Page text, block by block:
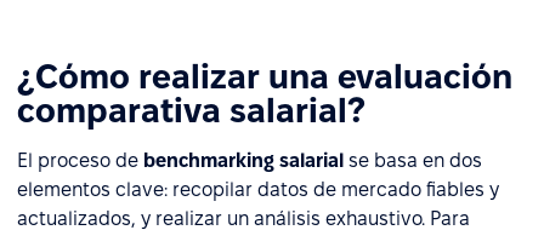
¿Cómo realizar una evaluación
comparativa salarial?
El proceso de benchmarking salarial se basa en dos
elementos clave: recopilar datos de mercado fiables y
actualizados, y realizar un análisis exhaustivo. Para